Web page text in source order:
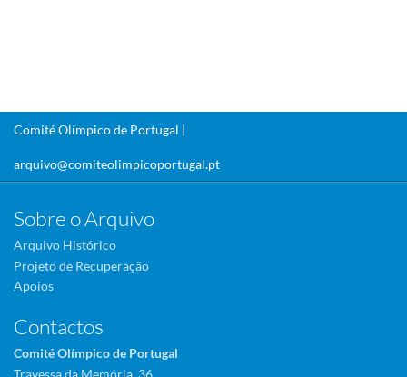
Comité Olímpico de Portugal |
arquivo@comiteolimpicoportugal.pt
Sobre o Arquivo
Arquivo Histórico
Projeto de Recuperação
Apoios
Contactos
Comité Olímpico de Portugal
Travessa da Memória, 36